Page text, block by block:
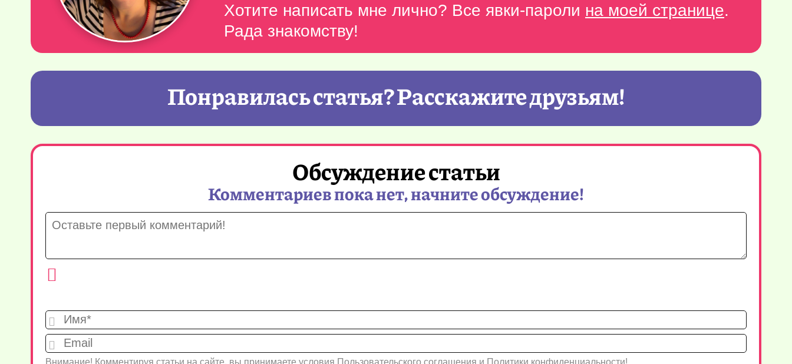
Хотите написать мне лично? Все явки-пароли на моей странице.
Рада знакомству!
Понравилась статья? Расскажите друзьям!
Обсуждение статьи
Комментариев пока нет, начните обсуждение!
Имя*
Email
Внимание! Комментируя статьи на сайте, вы принимаете условия Пользовательского соглашения и Политики конфиденциальности!